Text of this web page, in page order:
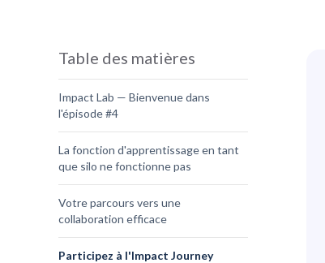
Table des matières
Impact Lab — Bienvenue dans
l'épisode #4
La fonction d'apprentissage en tant
que silo ne fonctionne pas
Votre parcours vers une
collaboration efficace
Participez à l'Impact Journey